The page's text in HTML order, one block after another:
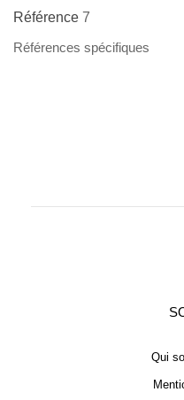
Référence 7
Références spécifiques
Qui